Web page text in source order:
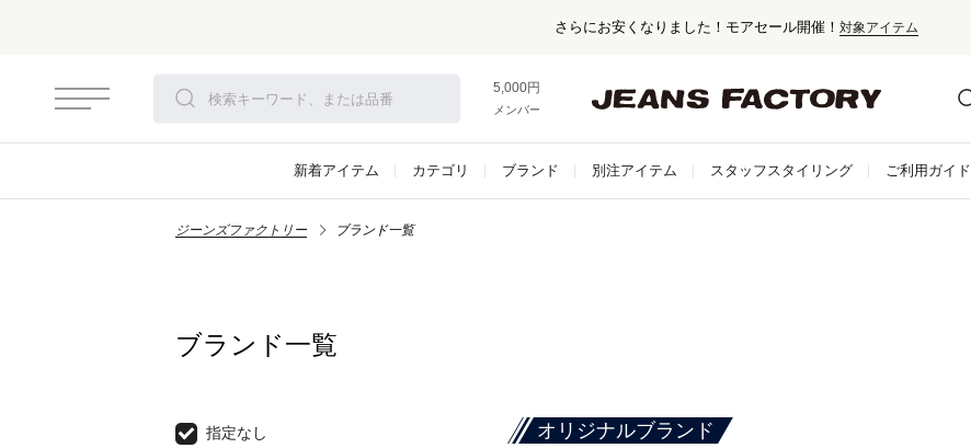
さらにお安くなりました！モアセール開催！ 対象アイテム
5,000円以上お買い上げで送料無料！
メンバー登録でお得な情報をゲット。さらに詳しく
新着アイテム カテゴリ ブランド 別注アイテム スタッフスタイリング ご利用ガイド
ジーンズファクトリー ブランド一覧
ブランド一覧
指定なし
オリジナルブランド